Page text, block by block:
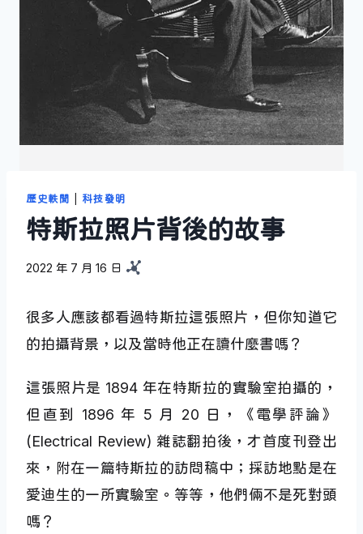
歷史軼聞 科技發明
特斯拉照片背後的故事
2022 年 7 月 16 日
很多人應該都看過特斯拉這張照片，但你知道它
的拍攝背景，以及當時他正在讀什麼書嗎？
這張照片是 1894 年在特斯拉的實驗室拍攝的，
但直到 1896 年 5 月 20 日，《電學評論》
(Electrical Review) 雜誌翻拍後，才首度刊登出
來，附在一篇特斯拉的訪問稿中；採訪地點是在
愛迪生的一所實驗室。等等，他們倆不是死對頭
嗎？